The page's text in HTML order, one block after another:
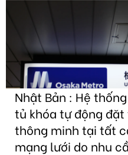
Nhật Bản : Hệ
tủ khóa tự động
thông minh tại tất
mạng lưới do nhu